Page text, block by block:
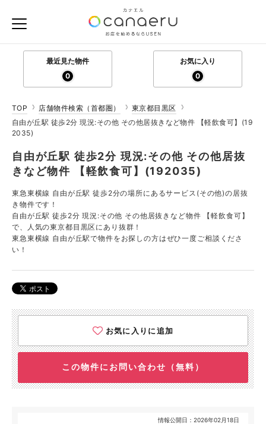
最近見た物件
0
お気に入り
0
TOP 店舗物件検索（首都圏）
東京都目黒区
自由が丘駅 徒歩2分 現況:その他 その他居抜きなど物件 【軽飲食可】(19
2035)
自由が丘駅 徒歩2分 現況:その他 その他居抜
きなど物件 【軽飲食可】(192035)
東急東横線 自由が丘駅 徒歩2分の場所にあるサービス(その他)の居抜
き物件です！
自由が丘駅 徒歩2分 現況:その他 その他居抜きなど物件 【軽飲食可】
で、人気の東京都目黒区にあり抜群！
東急東横線 自由が丘駅で物件をお探しの方はぜひ一度ご相談くださ
い！
お気に入りに追加
この物件にお問い合わせ（無料）
情報公開日：2026年02月18日